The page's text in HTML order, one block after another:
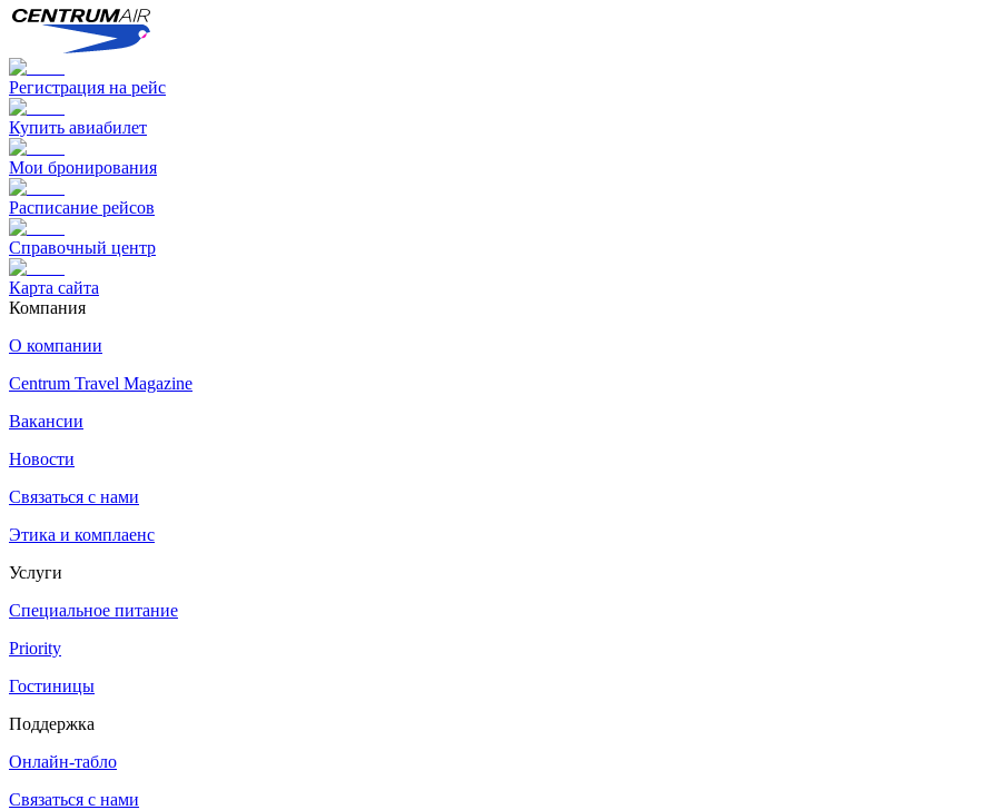
Регистрация на рейс
Купить авиабилет
Мои бронирования
Расписание рейсов
Справочный центр
Карта сайта
Компания
О компании
Centrum Travel Magazine
Вакансии
Новости
Связаться с нами
Этика и комплаенс
Услуги
Специальное питание
Priority
Гостиницы
Поддержка
Онлайн-табло
Связаться с нами